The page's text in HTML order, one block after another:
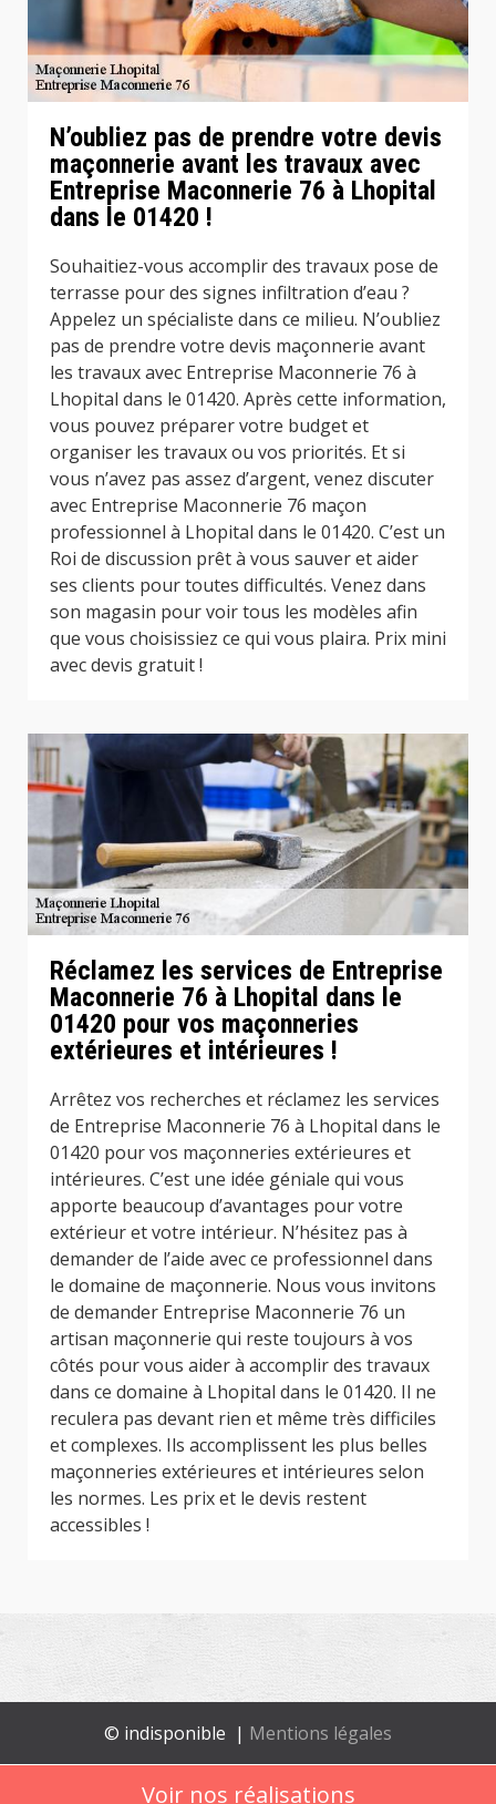
N’oubliez pas de prendre votre devis
maçonnerie avant les travaux avec
Entreprise Maconnerie 76 à Lhopital
dans le 01420 !
Souhaitiez-vous accomplir des travaux pose de
terrasse pour des signes infiltration d’eau ?
Appelez un spécialiste dans ce milieu. N’oubliez
pas de prendre votre devis maçonnerie avant
les travaux avec Entreprise Maconnerie 76 à
Lhopital dans le 01420. Après cette information,
vous pouvez préparer votre budget et
organiser les travaux ou vos priorités. Et si
vous n’avez pas assez d’argent, venez discuter
avec Entreprise Maconnerie 76 maçon
professionnel à Lhopital dans le 01420. C’est un
Roi de discussion prêt à vous sauver et aider
ses clients pour toutes difficultés. Venez dans
son magasin pour voir tous les modèles afin
que vous choisissiez ce qui vous plaira. Prix mini
avec devis gratuit !
Réclamez les services de Entreprise
Maconnerie 76 à Lhopital dans le
01420 pour vos maçonneries
extérieures et intérieures !
Arrêtez vos recherches et réclamez les services
de Entreprise Maconnerie 76 à Lhopital dans le
01420 pour vos maçonneries extérieures et
intérieures. C’est une idée géniale qui vous
apporte beaucoup d’avantages pour votre
extérieur et votre intérieur. N’hésitez pas à
demander de l’aide avec ce professionnel dans
le domaine de maçonnerie. Nous vous invitons
de demander Entreprise Maconnerie 76 un
artisan maçonnerie qui reste toujours à vos
côtés pour vous aider à accomplir des travaux
dans ce domaine à Lhopital dans le 01420. Il ne
reculera pas devant rien et même très difficiles
et complexes. Ils accomplissent les plus belles
maçonneries extérieures et intérieures selon
les normes. Les prix et le devis restent
accessibles !
© indisponible | Mentions légales
Voir nos réalisations